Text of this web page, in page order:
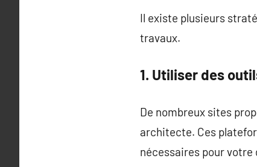
Il existe plusieurs
travaux.
1. Utiliser des
De nombreux sites
architecte. Ces
nécessaires pour